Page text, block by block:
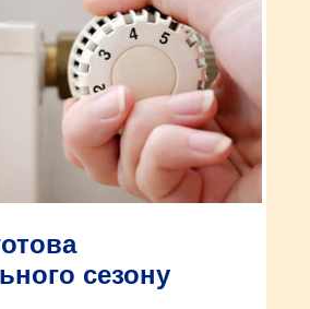
сезону